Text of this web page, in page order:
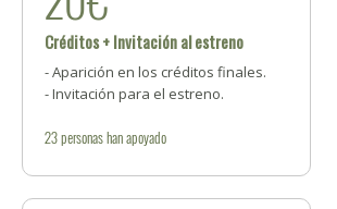
Créditos + Invitación al estreno
- Aparición en los créditos finales.
- Invitación para el estreno.
23personashan apoyado